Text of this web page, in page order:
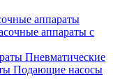
аппараты
аппараты с
Пневматические
Подающие насосы